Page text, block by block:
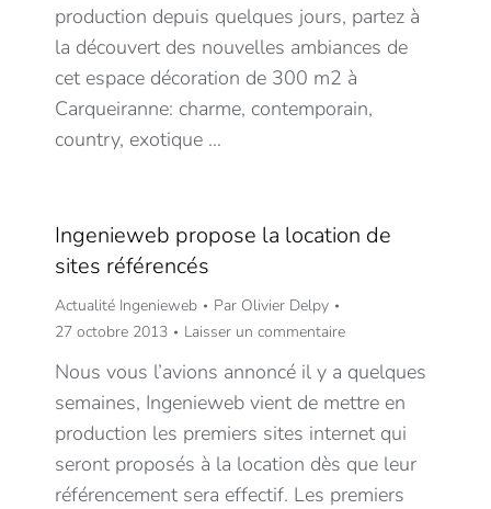
production depuis quelques jours, partez à
la découvert des nouvelles ambiances de
cet espace décoration de 300 m2 à
Carqueiranne: charme, contemporain,
country, exotique …
Ingenieweb propose la location de
sites référencés
Actualité Ingenieweb Par Olivier Delpy
27 octobre 2013
Laisser un commentaire
Nous vous l’avions annoncé il y a quelques
semaines, Ingenieweb vient de mettre en
production les premiers sites internet qui
seront proposés à la location dès que leur
référencement sera effectif. Les premiers